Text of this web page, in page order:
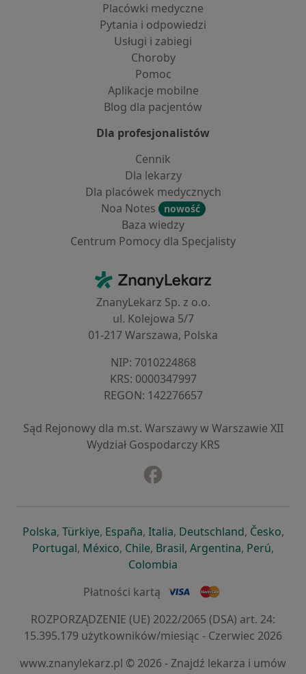
Placówki medyczne
Pytania i odpowiedzi
Usługi i zabiegi
Choroby
Pomoc
Aplikacje mobilne
Blog dla pacjentów
Dla profesjonalistów
Cennik
Dla lekarzy
Dla placówek medycznych
Noa Notes
nowość
Baza wiedzy
Centrum Pomocy dla Specjalisty
ZnanyLekarz - Strona główna
ZnanyLekarz Sp. z o.o.
ul. Kolejowa 5/7
01-217 Warszawa, Polska
NIP: ⁠7010224868
KRS: ⁠0000347997
REGON: ⁠142276657
Sąd Rejonowy dla m.st. Warszawy w Warszawie XII
Wydział Gospodarczy KRS
Polskaotwiera się w nowej karcie
, Türkiyeotwiera się w nowej karcie
, Españaotwiera się w nowej karcie
, Italiaotwiera się w nowej
, Deutschlandotwiera się
, Česko,
Portugalotwiera się w nowej karcie
, Méxicootwiera się w nowej karcie
, Chileotwiera się w nowej karcie
, Brasilotwiera się w nowej
, Argentinaotwiera się
, Perú,
Colombia
Płatności kartą
ROZPORZĄDZENIE (UE) 2022/2065 (DSA) art. 24:
15.395.179 użytkowników/miesiąc - Czerwiec 2026
www.znanylekarz.pl © 2026 - Znajdź lekarza i umów